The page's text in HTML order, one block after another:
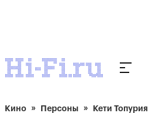
Кино Персоны Кети Топурия